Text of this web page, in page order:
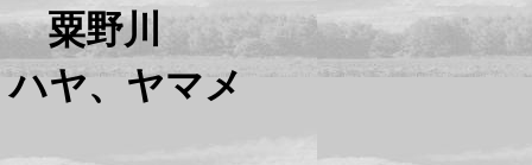
粟野川
ハヤ、ヤマメ